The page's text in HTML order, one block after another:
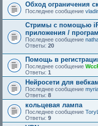
Обход ограничения
Последнее сообщение
Стримы с помощью
приложения /
Последнее сообщение
Ответы: 20
Помощь в
Последнее сообщение
Ответы: 1
Нейросети для
Последнее сообщение
Ответы: 8
кольцевая лампа
Последнее сообщение
Ответы: 9